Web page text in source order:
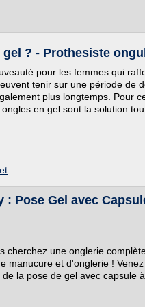
? - Prothesiste
pour les femmes qui
tenir sur une période de
plus longtemps. Pour
en gel sont la solution
: Pose Gel avec
cherchez une onglerie
manucure et d'onglerie !
la pose de gel avec capsule